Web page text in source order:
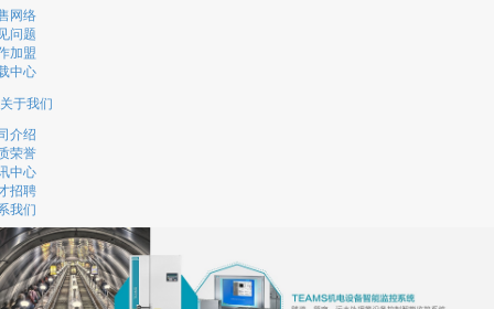
网络
问题
加盟
中心
关于我们
介绍
荣誉
中心
招聘
我们